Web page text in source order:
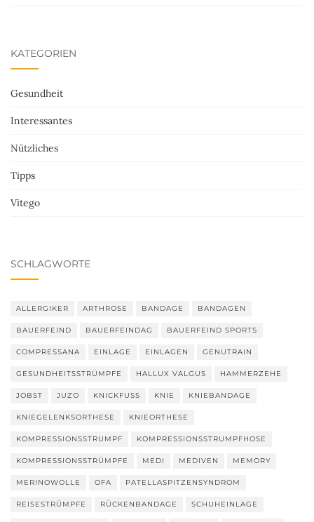
KATEGORIEN
Gesundheit
Interessantes
Nützliches
Tipps
Vitego
SCHLAGWORTE
ALLERGIKER ARTHROSE BANDAGE BANDAGEN
BAUERFEIND BAUERFEINDAG BAUERFEIND SPORTS
COMPRESSANA EINLAGE EINLAGEN GENUTRAIN
GESUNDHEITSSTRÜMPFE HALLUX VALGUS HAMMERZEHE
JOBST JUZO KNICKFUSS KNIE KNIEBANDAGE
KNIEGELENKSORTHESE KNIEORTHESE
KOMPRESSIONSSTRUMPF KOMPRESSIONSSTRUMPFHOSE
KOMPRESSIONSSTRÜMPFE MEDI MEDIVEN MEMORY
MERINOWOLLE OFA PATELLASPITZENSYNDROM
REISESTRÜMPFE RÜCKENBANDAGE SCHUHEINLAGE